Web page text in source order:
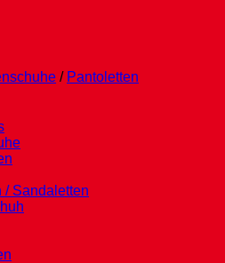
/ Sandaletten
/ Pantoletten